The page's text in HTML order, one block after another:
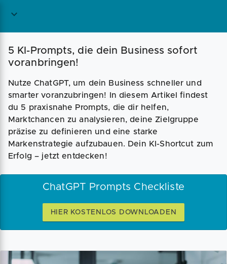
5 KI-Prompts, die dein Business sofort
voranbringen!
Nutze ChatGPT, um dein Business schneller und
smarter voranzubringen! In diesem Artikel findest
du 5 praxisnahe Prompts, die dir helfen,
Marktchancen zu analysieren, deine Zielgruppe
präzise zu definieren und eine starke
Markenstrategie aufzubauen. Dein KI-Shortcut zum
Erfolg – jetzt entdecken!
ChatGPT Prompts Checkliste
HIER KOSTENLOS DOWNLOADEN